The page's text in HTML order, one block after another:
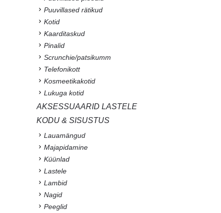
Puuvillased rätikud
Kotid
Kaarditaskud
Pinalid
Scrunchie/patsikumm
Telefonikott
Kosmeetikakotid
Lukuga kotid
AKSESSUAARID LASTELE
KODU & SISUSTUS
Lauamängud
Majapidamine
Küünlad
Lastele
Lambid
Nagid
Peeglid